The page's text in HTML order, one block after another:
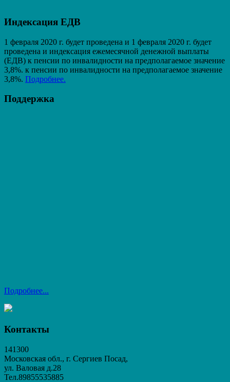
Индексация ЕДВ
1 февраля 2020 г. будет проведена и 1 февраля 2020 г. будет
проведена и индексация ежемесячной денежной выплаты
(ЕДВ) к пенсии по инвалидности на предполагаемое значение
3,8%. к пенсии по инвалидности на предполагаемое значение
3,8%. Подробнее.
Поддержка
Подробнее...
Контакты
141300
Московская обл., г. Сергиев Посад,
ул. Валовая д.28
Тел.89855535885